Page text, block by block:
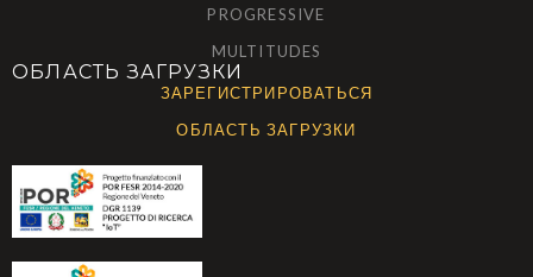
PROGRESSIVE
MULTITUDES
ОБЛАСТЬ ЗАГРУЗКИ
ЗАРЕГИСТРИРОВАТЬСЯ
ОБЛАСТЬ ЗАГРУЗКИ